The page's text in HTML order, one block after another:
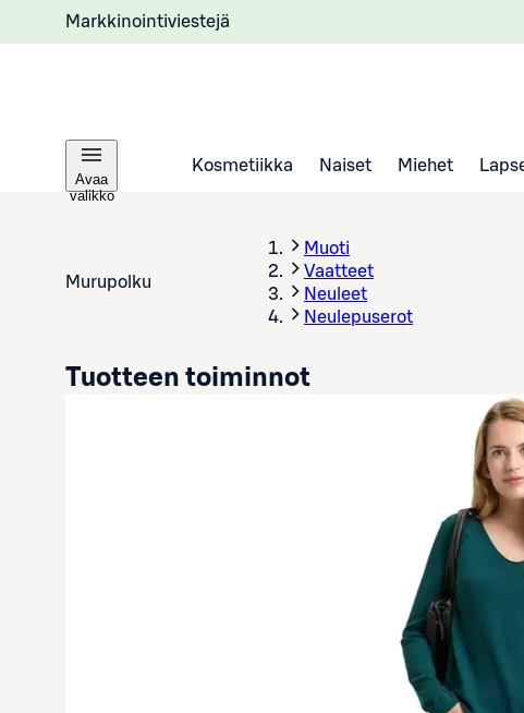
Markkinointiviestejä
Avaa
valikko
Kosmetiikka Naiset Miehet
Murupolku
Muoti
Vaatteet
Neuleet
Neulepuserot
Tuotteen toiminnot